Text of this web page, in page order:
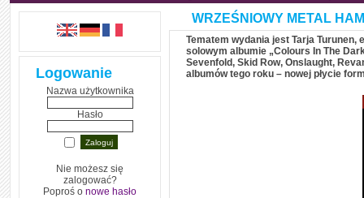
Logowanie
Nazwa użytkownika
Hasło
Nie możesz się
zalogować?
Poproś o nowe hasło
WRZEŚNIOWY METAL
Tematem wydania jest Tarja
solowym albumie „Colours In The
Sevenfold, Skid Row, Onslaught,
albumów tego roku – nowej płycie